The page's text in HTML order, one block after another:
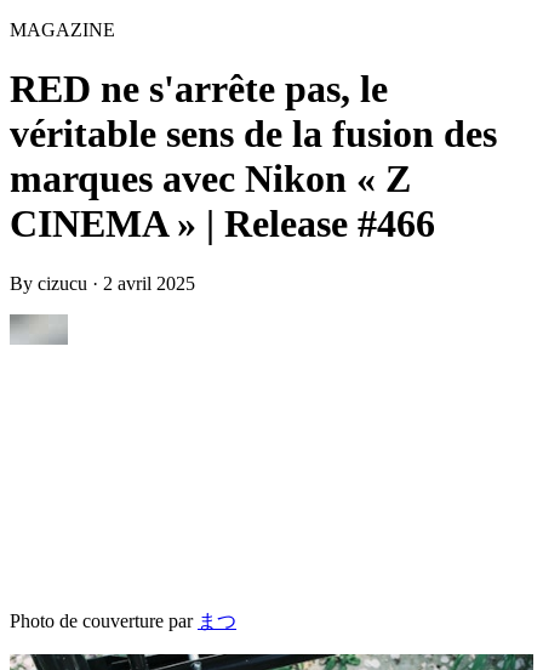
MAGAZINE
RED ne s'arrête pas, le
véritable sens de la fusion des
marques avec Nikon « Z
CINEMA » | Release #466
By cizucu · 2 avril 2025
Photo de couverture par まつ